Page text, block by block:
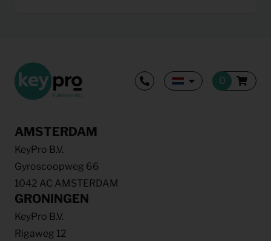
AMSTERDAM
KeyPro B.V.
Gyroscoopweg 66
1042 AC AMSTERDAM
GRONINGEN
KeyPro B.V.
Rigaweg 12